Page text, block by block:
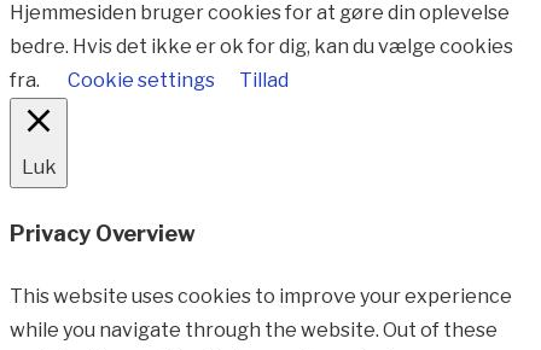
Hjemmesiden bruger cookies for at gøre din oplevelse
bedre. Hvis det ikke er ok for dig, kan du vælge cookies
fra.
Cookie settings Tillad
Luk
Privacy Overview
This website uses cookies to improve your experience
while you navigate through the website. Out of these